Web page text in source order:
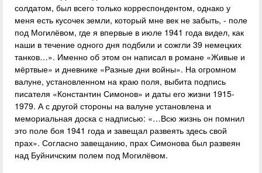
солдатом, был всего только корреспондентом, однако у
меня есть кусочек земли, который мне век не забыть, - поле
под Могилёвом, где я впервые в июле 1941 года видел, как
наши в течение одного дня подбили и сожгли 39 немецких
танков…». Именно об этом он написал в романе «Живые и
мёртвые» и дневнике «Разные дни войны». На огромном
валуне, установленном на краю поля, выбита подпись
писателя «Константин Симонов» и даты его жизни 1915-
1979. А с другой стороны на валуне установлена и
мемориальная доска с надписью: «…Всю жизнь он помнил
это поле боя 1941 года и завещал развеять здесь свой
прах». Согласно завещанию, прах Симонова был развеян
над Буйничским полем под Могилёвом.